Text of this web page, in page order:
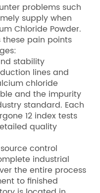
problems such
supply when
Chloride Powder.
pain points
stability
lines and
chloride
and the impurity
standard. Each
12 index tests
quality
control
industrial
the entire process
to finished